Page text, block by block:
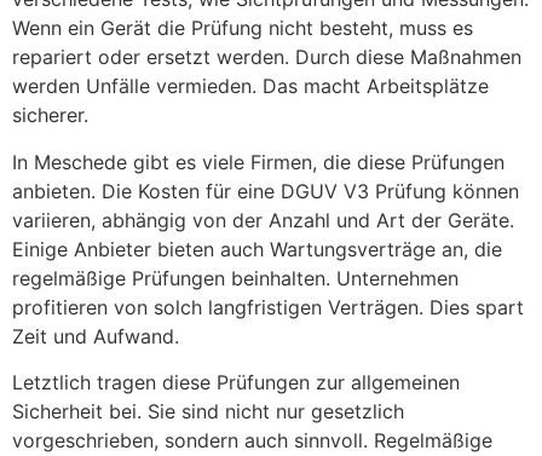
Wenn ein Gerät die Prüfung nicht besteht, muss es
repariert oder ersetzt werden. Durch diese Maßnahmen
werden Unfälle vermieden. Das macht Arbeitsplätze
sicherer.
In Meschede gibt es viele Firmen, die diese Prüfungen
anbieten. Die Kosten für eine DGUV V3 Prüfung können
variieren, abhängig von der Anzahl und Art der Geräte.
Einige Anbieter bieten auch Wartungsverträge an, die
regelmäßige Prüfungen beinhalten. Unternehmen
profitieren von solch langfristigen Verträgen. Dies spart
Zeit und Aufwand.
Letztlich tragen diese Prüfungen zur allgemeinen
Sicherheit bei. Sie sind nicht nur gesetzlich
vorgeschrieben, sondern auch sinnvoll. Regelmäßige